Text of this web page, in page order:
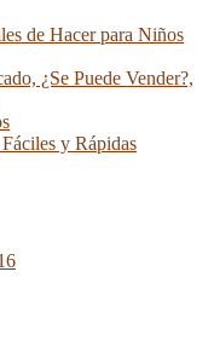
de Hacer para Niños
¿Se Puede Vender?,
y Rápidas